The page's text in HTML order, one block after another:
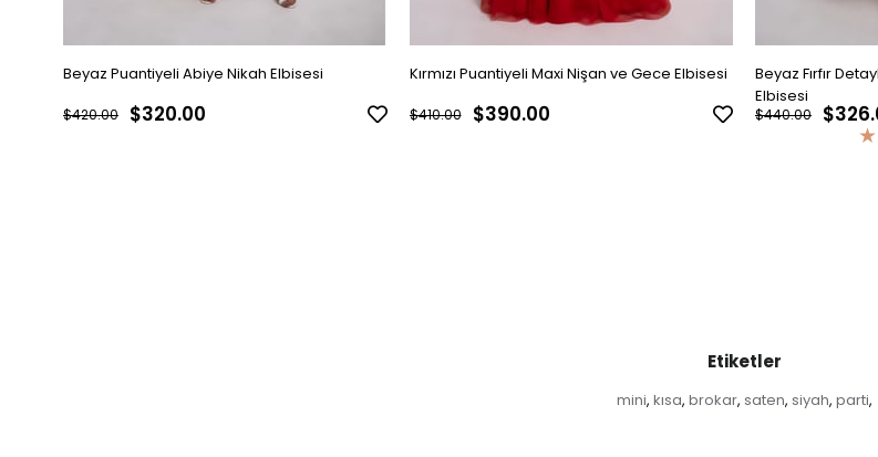
Beyaz Puantiyeli Abiye Nikah Elbisesi
$320.00
$420.00
Kırmızı Puantiyeli Maxi Nişan ve Gece Elbisesi
$390.00
$410.00
Beyaz Fırfır
Elbisesi
$440.00
★
Etiketler
mini, kısa, brokar, saten, siyah, parti,